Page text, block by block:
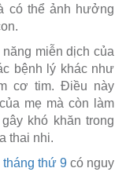
có thể ảnh hưởng
miễn dịch của
bệnh lý khác như
cơ tim. Điều này
mẹ mà còn làm
khó khăn trong
thai nhi.
tháng thứ 9 có nguy